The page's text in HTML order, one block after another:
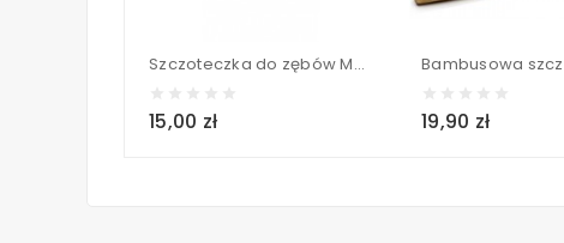
Szczoteczka do zębów Meswak (Miswak) - gałązka z drzewa arakowego - Al Falah
15,00 zł 19,90 zł